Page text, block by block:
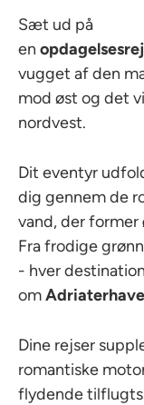
Sæt ud på
en
vugget af den
mod øst og det
nordvest.
Dit eventyr
dig gennem de
vand, der former
Fra frodige
- hver
om
Dine rejser
romantiske
flydende